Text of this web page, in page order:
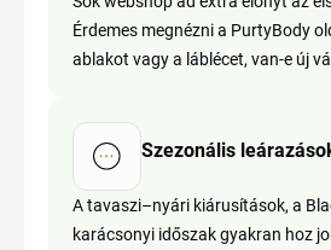
Érdemes megnézni a PurtyBody
ablakot vagy a láblécet, van-e új
Szezonális
A tavaszi–nyári kiárusítások, a
karácsonyi időszak gyakran hoz